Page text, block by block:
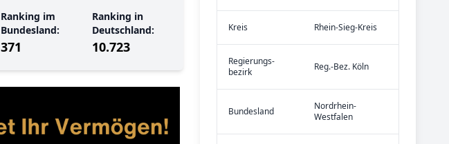
Ranking im
Bundesland:
371
Ranking in
Deutschland:
10.723
Kreis Rhein-Sieg-Kreis
Re­gier­ungs­
bezirk
Reg.-Bez. Köln
Bundes­land
Nordrhein-
Westfalen